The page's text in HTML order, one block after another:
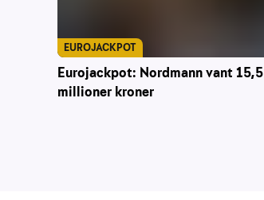
Eurojackpot: Nordmann vant 15,5
millioner kroner
EUROJACKPOT